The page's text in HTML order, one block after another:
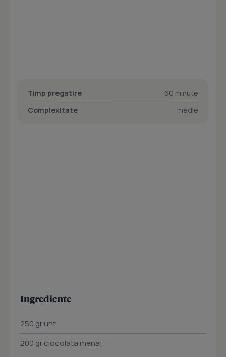
Timp pregatire
60 minute
Complexitate
medie
Ingrediente
250 gr unt
200 gr ciocolata menaj